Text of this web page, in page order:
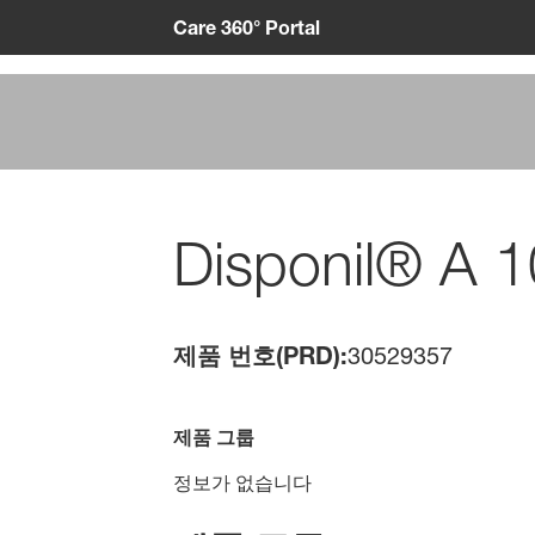
Care 360° Portal
Disponil® A
제품 번호(PRD):30529357
제품 그룹
정보가 없습니다